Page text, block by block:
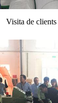
Visita de